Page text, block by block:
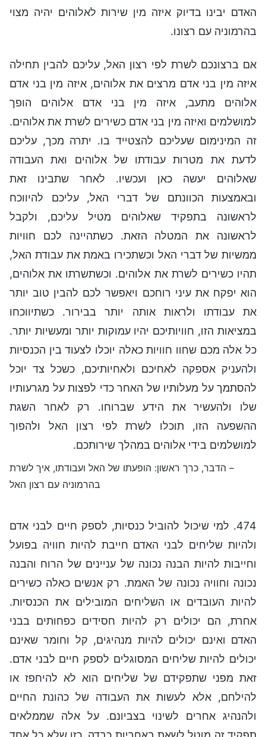
האדם יבינו בדיוק איזה מין שירות לאלוהים יהיה מצוי
בהרמוניה עם רצונו.
אם ברצונכם לשרת לפי רצון האל, עליכם להבין תחילה
איזה מין בני אדם מרצים את אלוהים, איזה מין בני אדם
אלוהים מתעב, איזה מין בני אדם אלוהים הופך
למושלמים ואיזה מין בני אדם כשירים לשרת את אלוהים.
זה המינימום שעליכם להצטייד בו. יתרה מכך, עליכם
לדעת את מטרות עבודתו של אלוהים ואת העבודה
שאלוהים יעשה כאן ועכשיו. לאחר שתבינו זאת
ובאמצעות הכוונתם של דברי האל, עליכם להיווכח
לראשונה בתפקיד שאלוהים מטיל עליכם, ולקבל
לראשונה את המטלה הזאת. כשתהיינה לכם חוויות
ממשיות של דברי האל וכשתכירו באמת את עבודת האל,
תהיו כשירים לשרת את אלוהים. וכשתשרתו את אלוהים,
הוא יפקח את עיני רוחכם ויאפשר לכם להבין טוב יותר
את עבודתו ולראות אותה יותר בבירור. כשתיווכחו
במציאות הזו, חוויותיכם יהיו עמוקות יותר ומעשיות יותר.
כל אלה מכם שחוו חוויות כאלה יוכלו לצעוד בין הכנסיות
ולהעניק אספקה לאחיכם ולאחיותיכם, כשכל צד יוכל
להסתמך על מעלותיו של האחר כדי לפצות על מגרעותיו
שלו ולהעשיר את הידע שברוחו. רק לאחר השגת
ההשפעה הזו, תוכלו לשרת לפי רצון האל ולהפוך
למושלמים בידי אלוהים במהלך שירותכם.
– הדבר, כרך ראשון: הופעתו של האל ועבודתו, איך לשרת
בהרמוניה עם רצון האל
474. למי שיכול להוביל כנסיות, לספק חיים לבני אדם
ולהיות שליחים לבני האדם חייבת להיות חוויה בפועל
וחייבות להיות הבנה נכונה של עניינים של הרוח והבנה
נכונה וחוויה נכונה של האמת. רק אנשים כאלה כשירים
להיות העובדים או השליחים המובילים את הכנסיות.
אחרת, הם יכולים רק להיות חסידים כפחותים בבני
האדם ואינם יכולים להיות מנהיגים, קל וחומר שאינם
יכולים להיות שליחים המסוגלים לספק חיים לבני אדם.
זאת מפני שתפקידם של שליחים הוא לא להיחפז או
להילחם, אלא לעשות את העבודה של כהונת החיים
ולהנהיג אחרים לשינוי בצביונם. על אלה שממלאים